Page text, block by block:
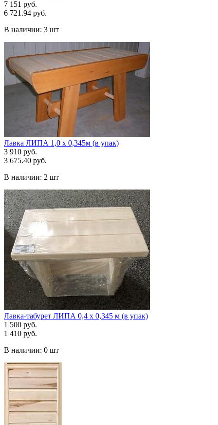
7 151 руб.
6 721.94 руб.
В наличии: 3 шт
Лавка ЛИПА 1,0 х 0,345м (в упак)
3 910 руб.
3 675.40 руб.
В наличии: 2 шт
Лавка-табурет ЛИПА 0,4 х 0,345 м (в упак)
1 500 руб.
1 410 руб.
В наличии: 0 шт